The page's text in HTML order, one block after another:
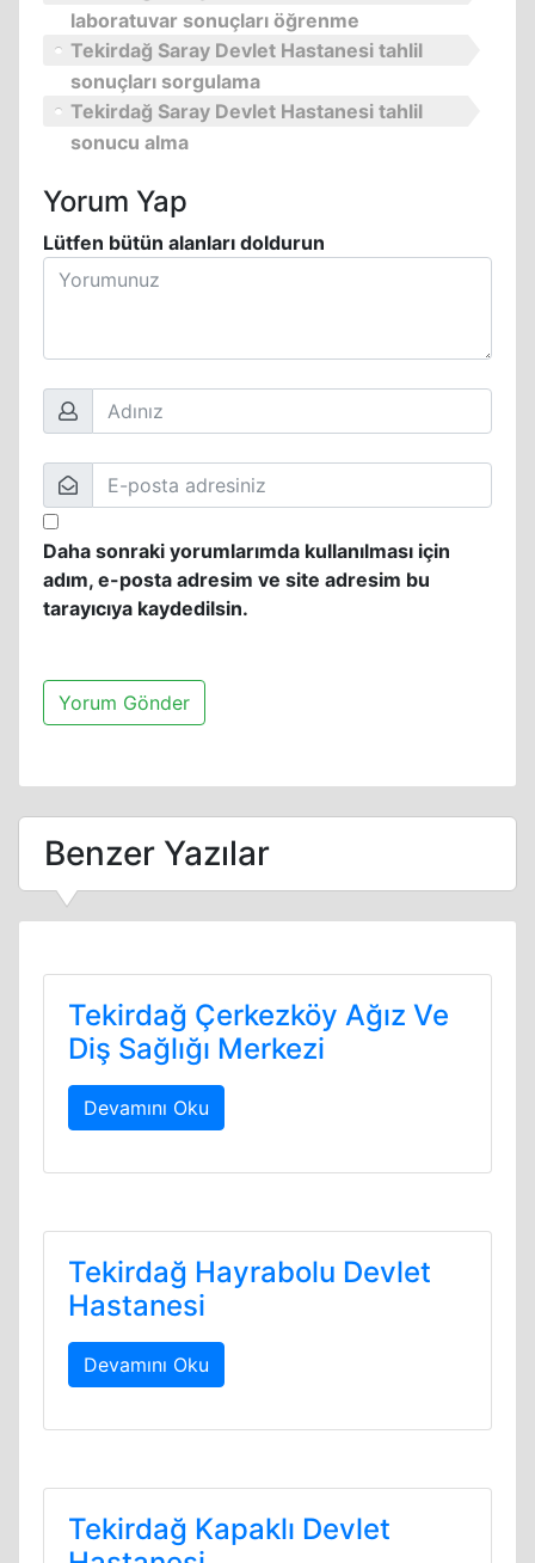
laboratuvar sonuçları öğrenme
Tekirdağ Saray Devlet Hastanesi tahlil
sonuçları sorgulama
Tekirdağ Saray Devlet Hastanesi tahlil
sonucu alma
Yorum Yap
Lütfen bütün alanları doldurun
Daha sonraki yorumlarımda kullanılması için
adım, e-posta adresim ve site adresim bu
tarayıcıya kaydedilsin.
Benzer Yazılar
Tekirdağ Çerkezköy Ağız Ve
Diş Sağlığı Merkezi
Devamını Oku
Tekirdağ Hayrabolu Devlet
Hastanesi
Devamını Oku
Tekirdağ Kapaklı Devlet